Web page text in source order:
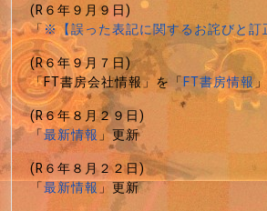
(R６年９月９日)
「※【誤った表記に関するお詫びと訂
(R６年９月７日)
「FT書房会社情報」を「FT書房情報
(R６年８月２９日)
「最新情報」更新
(R６年８月２２日)
「最新情報」更新